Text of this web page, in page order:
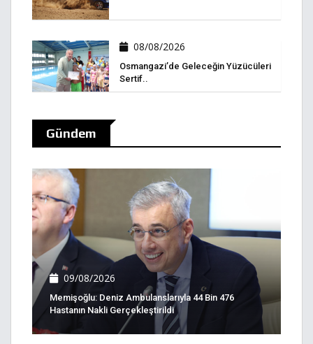
08/08/2026
Osmangazi’de Geleceğin Yüzücüleri
Sertif..
Gündem
09/08/2026
Memişoğlu: Deniz Ambulanslarıyla 44 Bin 476
Hastanın Nakli Gerçekleştirildi